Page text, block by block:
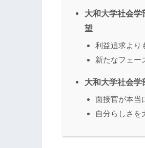
大和大学社会
望
利益追求より
新たなフェー
大和大学社会
面接官が本当
自分らしさを